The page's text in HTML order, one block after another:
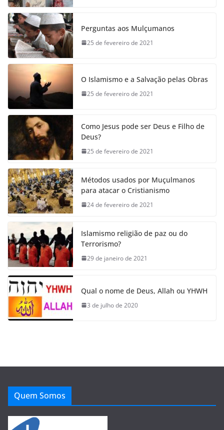
Perguntas aos Mulçumanos
25 de fevereiro de 2021
O Islamismo e a Salvação pelas Obras
25 de fevereiro de 2021
Como Jesus pode ser Deus e Filho de
Deus?
25 de fevereiro de 2021
Métodos usados por Muçulmanos
para atacar o Cristianismo
24 de fevereiro de 2021
Islamismo religião de paz ou do
Terrorismo?
29 de janeiro de 2021
Qual o nome de Deus, Allah ou YHWH
3 de julho de 2020
Quem Somos